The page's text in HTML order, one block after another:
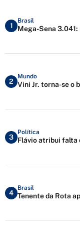
1
Brasil
Mega-Sena
2
Mundo
Vini Jr. torna-se o
3
Política
Flávio atribui falta
4
Brasil
Tenente da Rota